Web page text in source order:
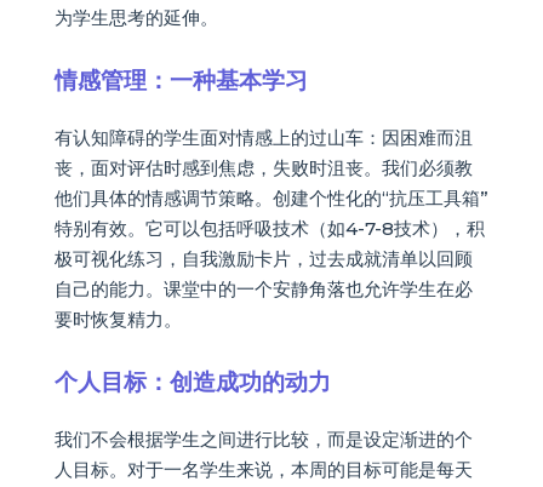
为学生思考的延伸。
情感管理：一种基本学习
有认知障碍的学生面对情感上的过山车：因困难而沮
丧，面对评估时感到焦虑，失败时沮丧。我们必须教
他们具体的情感调节策略。创建个性化的“抗压工具箱”
特别有效。它可以包括呼吸技术（如4-7-8技术），积
极可视化练习，自我激励卡片，过去成就清单以回顾
自己的能力。课堂中的一个安静角落也允许学生在必
要时恢复精力。
个人目标：创造成功的动力
我们不会根据学生之间进行比较，而是设定渐进的个
人目标。对于一名学生来说，本周的目标可能是每天